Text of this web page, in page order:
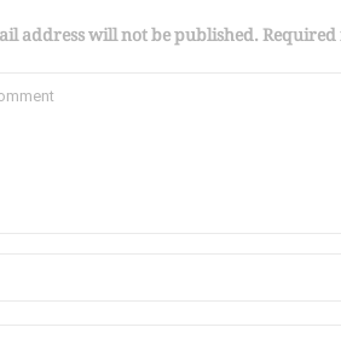
address will not be published.